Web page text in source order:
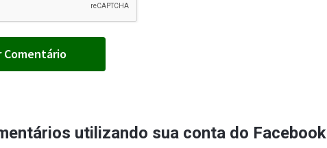
utilizando sua conta do Facebook